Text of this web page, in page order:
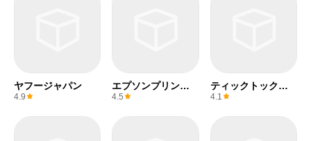
ヤフージャパン
4.9
エプソンプリンタ
ー
4.5
ティックトックラ
イト
4.1